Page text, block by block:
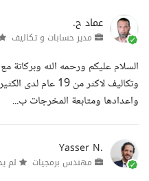
عماد ح.
مدير حسابات و تكاليف
السلام عليكم ورحمه الله
واعدادها ومتابعة المخرجات ب...
Yasser N.
مهندس برمجيات لم